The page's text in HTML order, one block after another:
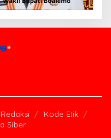
Redaksi
Kode Etik
Siber